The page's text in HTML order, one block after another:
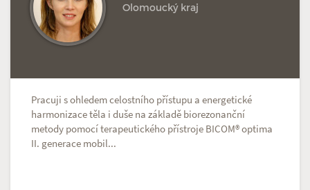
Olomoucký kraj
Pracuji s ohledem celostního přístupu a energetické
harmonizace těla i duše na základě biorezonanční
metody pomocí terapeutického přístroje BICOM® optima
II. generace mobil...
Hodnoceno: 1×